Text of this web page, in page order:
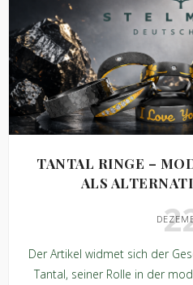
TANTAL RINGE –
ALS
Der Artikel widmet sich der
Tantal, seiner Rolle in der